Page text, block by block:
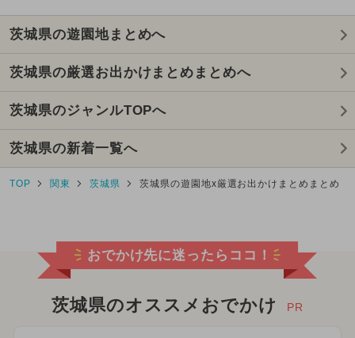
茨城県の遊園地まとめへ
茨城県の厳選お出かけまとめまとめへ
茨城県のジャンルTOPへ
茨城県の新着一覧へ
TOP 関東 茨城県 茨城県の遊園地x厳選お出かけまとめまとめ
おでかけ先に迷ったらココ！
茨城県のオススメおでかけ PR